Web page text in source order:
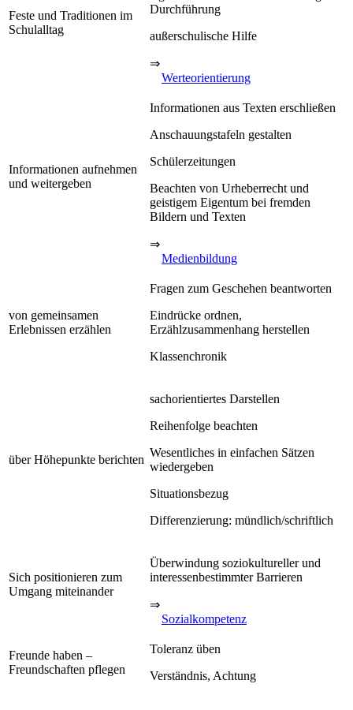
Feste und Traditionen im
Schulalltag
Durchführung
außerschulische Hilfe
⇒
Werteorientierung
Informationen aufnehmen
und weitergeben
Informationen aus Texten erschließen
Anschauungstafeln gestalten
Schülerzeitungen
Beachten von Urheberrecht und
geistigem Eigentum bei fremden
Bildern und Texten
⇒
Medienbildung
von gemeinsamen
Erlebnissen erzählen
Fragen zum Geschehen beantworten
Eindrücke ordnen,
Erzählzusammenhang herstellen
Klassenchronik
über Höhepunkte berichten
sachorientiertes Darstellen
Reihenfolge beachten
Wesentliches in einfachen Sätzen
wiedergeben
Situationsbezug
Differenzierung: mündlich/schriftlich
Sich positionieren zum
Umgang miteinander
Überwindung soziokultureller und
interessenbestimmter Barrieren
⇒
Sozialkompetenz
Freunde haben –
Freundschaften pflegen
Toleranz üben
Verständnis, Achtung